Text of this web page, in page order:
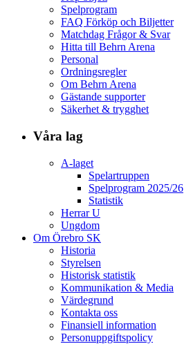
Spelprogram
FAQ Förköp och Biljetter
Matchdag Frågor & Svar
Hitta till Behrn Arena
Personal
Ordningsregler
Om Behrn Arena
Gästande supporter
Säkerhet & trygghet
Våra lag
A-laget
Spelartruppen
Spelprogram 2025/26
Statistik
Herrar U
Ungdom
Om Örebro SK
Historia
Styrelsen
Historisk statistik
Kommunikation & Media
Värdegrund
Kontakta oss
Finansiell information
Personuppgiftspolicy